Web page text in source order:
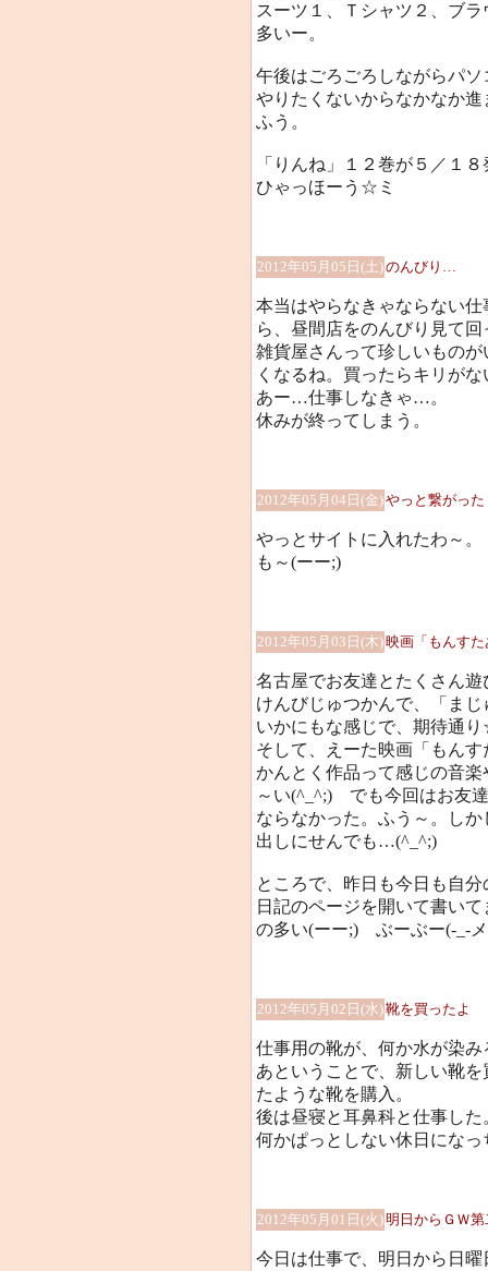
スーツ１、Ｔシャツ２、ブラ
多いー。
午後はごろごろしながらパ
やりたくないからなかなか
ふう。
「りんね」１２巻が５／１
ひゃっほーう☆ミ
2012年05月05日(土)のんびり…
本当はやらなきゃならない
ら、昼間店をのんびり見て
雑貨屋さんって珍しいもの
くなるね。買ったらキリが
あー…仕事しなきゃ…。
休みが終ってしまう。
2012年05月04日(金)やっと繋がった
やっとサイトに入れたわ～。
も～(ーー;)
2012年05月03日(木)映画「もんす
名古屋でお友達とたくさん
けんびじゅつかんで、「ま
いかにもな感じで、期待通
そして、えーた映画「もん
かんとく作品って感じの音
～い(^_^;) でも今回はお友
ならなかった。ふう～。し
出しにせんでも…(^_^;)
ところで、昨日も今日も自
日記のページを開いて書い
の多い(ーー;) ぶーぶー(-_-
2012年05月02日(水)靴を買ったよ
仕事用の靴が、何か水が染
あということで、新しい靴
たような靴を購入。
後は昼寝と耳鼻科と仕事し
何かぱっとしない休日にな
2012年05月01日(火)明日からＧＷ第
今日は仕事で、明日から日